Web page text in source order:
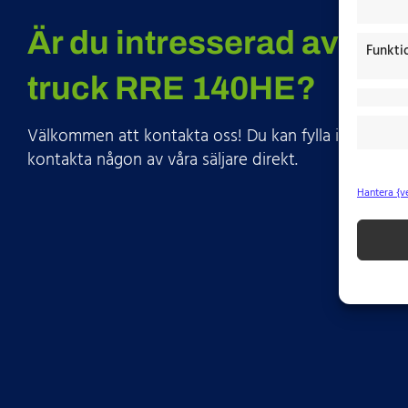
Hantera
Är du intresserad av att
truck RRE 140HE?
Välkommen att kontakta oss! Du kan fylla i dina
kontakta någon av våra säljare direkt.